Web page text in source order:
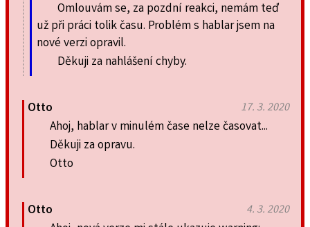
Omlouvám se, za pozdní reakci, nemám teď
už při práci tolik času. Problém s hablar jsem na
nové verzi opravil.
Děkuji za nahlášení chyby.
Otto 17. 3. 2020
Ahoj, hablar v minulém čase nelze časovat...
Děkuji za opravu.
Otto
Otto 4. 3. 2020